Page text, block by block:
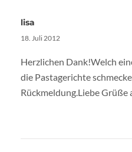
lisa
18. Juli 2012
Herzlichen Dank!Welch
die Pastagerichte
Rückmeldung.Liebe Grüße